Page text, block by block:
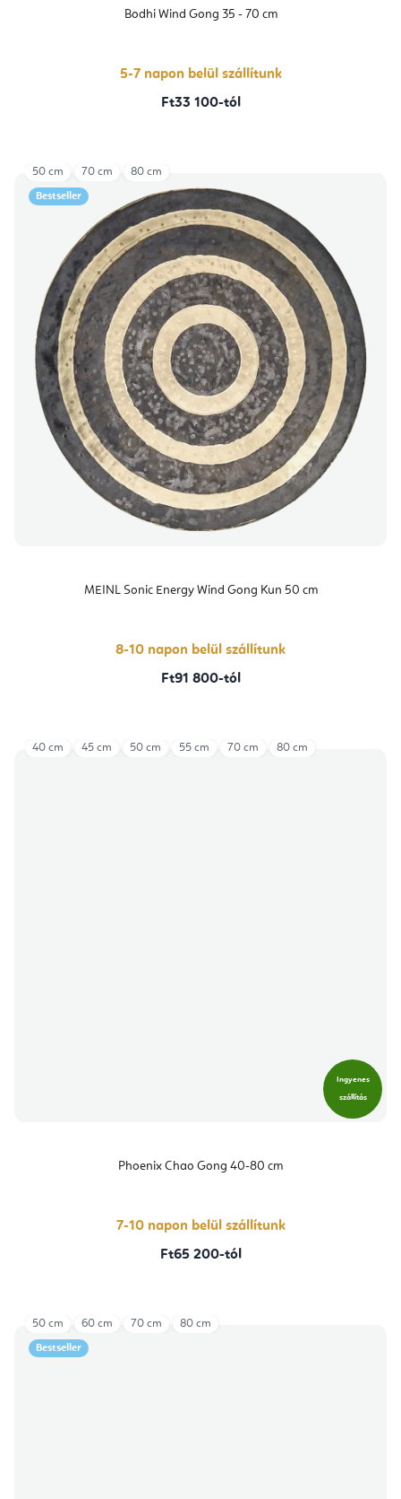
Bodhi Wind Gong 35 - 70 cm
5-7 napon belül szállítunk
Ft33 100-tól
Bestseller
MEINL Sonic Energy Wind Gong Kun 50 cm
8-10 napon belül szállítunk
Ft91 800-tól
50 cm 70 cm 80 cm
Ingyenes
szállítás
Phoenix Chao Gong 40-80 cm
7-10 napon belül szállítunk
Ft65 200-tól
40 cm 45 cm 50 cm 55 cm 70 cm 80 cm
Bestseller
50 cm 60 cm 70 cm 80 cm